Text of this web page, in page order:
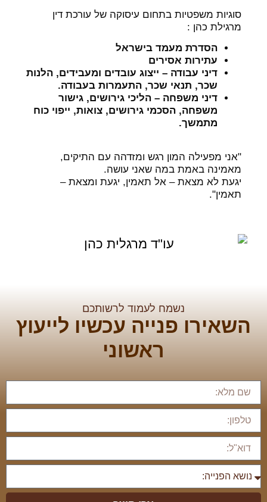
סוגיות משפטיות בתחום עיסוקה של עורכת דין
מרגילת כהן :
הסדרת מעמד בישראל
עתירות אסירים
דיני עבודה – ייצוג עובדים ומעבידים, הלנות
שכר, תנאי שכר, התעמרות בעבודה.
דיני משפחה – הליכי גירושים, גישור
משפחה, הסכמי גירושים, צואות, ייפוי כוח
מתמשך.
"אני מפעילה המון רגש ומזדהה עם התיקים,
מאמינה באמת במה שאני עושה.
יגעת לא מצאת – אל תאמין, יגעת ומצאת –
תאמין".
נשמח לעמוד לרשותכם
השאירו פנייה עכשיו לייעוץ
ראשוני